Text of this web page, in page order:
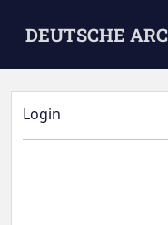
DEUTSCHE
Login